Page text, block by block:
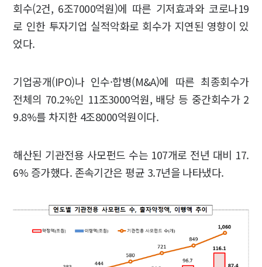
회수(2건, 6조7000억원)에 따른 기저효과와 코로나19
로 인한 투자기업 실적악화로 회수가 지연된 영향이 있
었다.
기업공개(IPO)나 인수·합병(M&A)에 따른 최종회수가
전체의 70.2%인 11조3000억원, 배당 등 중간회수가 2
9.8%를 차지한 4조8000억원이다.
해산된 기관전용 사모펀드 수는 107개로 전년 대비 17.
6% 증가했다. 존속기간은 평균 3.7년을 나타냈다.